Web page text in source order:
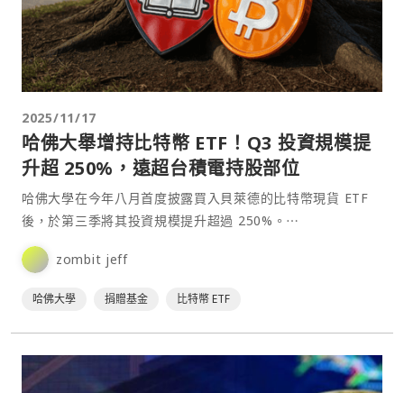
2025/11/17
哈佛大舉增持比特幣 ETF！Q3 投資規模提
升超 250%，遠超台積電持股部位
哈佛大學在今年八月首度披露買入貝萊德的比特幣現貨 ETF
後，於第三季將其投資規模提升超過 250%。⋯
zombit jeff
哈佛大學 捐贈基金 比特幣 ETF